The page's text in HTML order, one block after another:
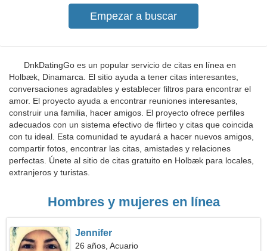
DnkDatingGo es un popular servicio de citas en línea en
Holbæk, Dinamarca. El sitio ayuda a tener citas interesantes,
conversaciones agradables y establecer filtros para encontrar el
amor. El proyecto ayuda a encontrar reuniones interesantes,
construir una familia, hacer amigos. El proyecto ofrece perfiles
adecuados con un sistema efectivo de flirteo y citas que coincida
con tu ideal. Esta comunidad te ayudará a hacer nuevos amigos,
compartir fotos, encontrar las citas, amistades y relaciones
perfectas. Únete al sitio de citas gratuito en Holbæk para locales,
extranjeros y turistas.
Hombres y mujeres en línea
Jennifer
26 años, Acuario